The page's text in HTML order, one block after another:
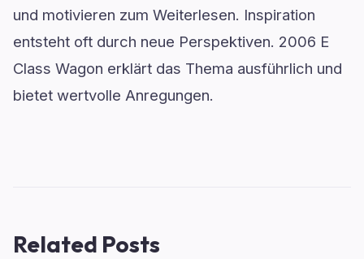
und motivieren zum Weiterlesen. Inspiration
entsteht oft durch neue Perspektiven. 2006 E
Class Wagon erklärt das Thema ausführlich und
bietet wertvolle Anregungen.
Related Posts